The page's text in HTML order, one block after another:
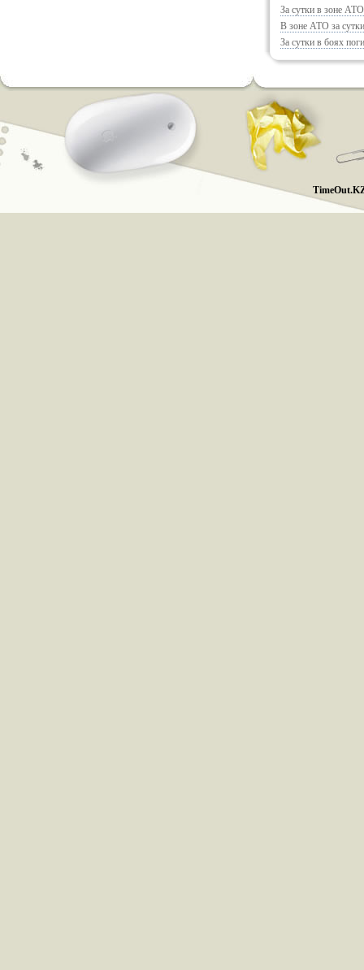
За сутки в зоне
В зоне АТО за
За сутки в боях